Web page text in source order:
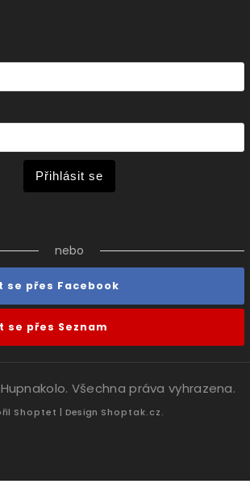
Přihlásit se
nebo
se přes Facebook
se přes Seznam
Hupnakolo. Všechna práva vyhrazena.
Shoptet | Design Shoptak.cz.